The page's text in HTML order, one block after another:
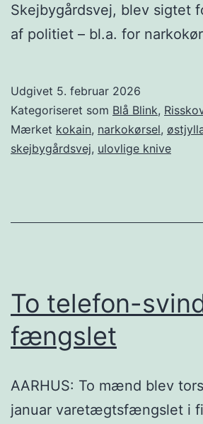
Skejbygårdsvej, blev sigtet
af politiet – bl.a. for
Udgivet 5. februar 2026
Kategoriseret som Blå Blink,
Mærket kokain, narkokørsel,
skejbygårdsvej, ulovlige knive
To telefon-
fængslet
AARHUS: To mænd blev
januar varetægtsfængslet i